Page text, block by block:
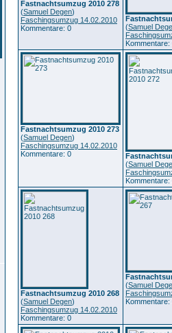
Fastnachtsumzug 2010 278
(Samuel Degen)
Faschingsumzug 14.02.2010
Kommentare: 0
(Samuel
Kommentare:
Fastnachtsumzug 2010 273
(Samuel Degen)
Faschingsumzug 14.02.2010
Kommentare: 0
(Samuel
Kommentare:
Fastnachtsumzug 2010 268
(Samuel Degen)
Faschingsumzug 14.02.2010
Kommentare: 0
(Samuel
Kommentare: